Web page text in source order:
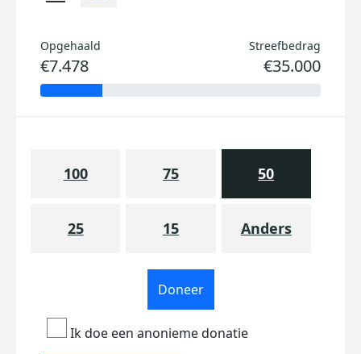
Opgehaald
€7.478
Streefbedrag
€35.000
100 75 50
25 15 Anders
Doneer
Ik doe een anonieme donatie